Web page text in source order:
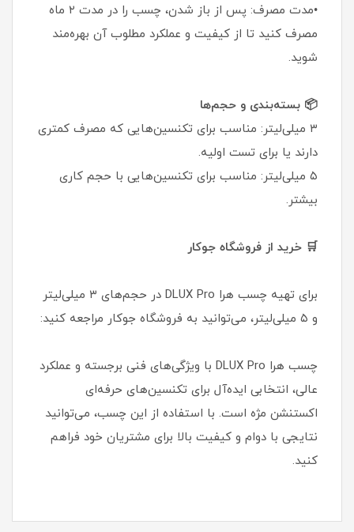
•مدت مصرف: پس از باز شدن، چسب را در مدت ۲ ماه
مصرف کنید تا از کیفیت و عملکرد مطلوب آن بهره‌مند
شوید.
📦 بسته‌بندی و حجم‌ها
۳ میلی‌لیتر: مناسب برای تکنسین‌هایی که مصرف کمتری
دارند یا برای تست اولیه.
۵ میلی‌لیتر: مناسب برای تکنسین‌هایی با حجم کاری
بیشتر.
🛒 خرید از فروشگاه جوکار
برای تهیه چسب هرا DLUX Pro در حجم‌های ۳ میلی‌لیتر
و ۵ میلی‌لیتر، می‌توانید به فروشگاه جوکار مراجعه کنید:
چسب هرا DLUX Pro با ویژگی‌های فنی برجسته و عملکرد
عالی، انتخابی ایده‌آل برای تکنسین‌های حرفه‌ای
اکستنشن مژه است. با استفاده از این چسب، می‌توانید
نتایجی با دوام و کیفیت بالا برای مشتریان خود فراهم
کنید.